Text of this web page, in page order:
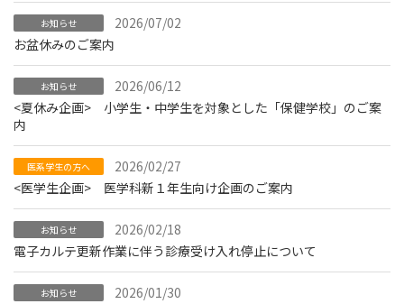
お知らせ
2026/07/02
お盆休みのご案内
お知らせ
2026/06/12
<夏休み企画> 小学生・中学生を対象とした「保健学校」のご案
内
医系学生の方へ
2026/02/27
<医学生企画> 医学科新１年生向け企画のご案内
お知らせ
2026/02/18
電子カルテ更新作業に伴う診療受け入れ停止について
お知らせ
2026/01/30